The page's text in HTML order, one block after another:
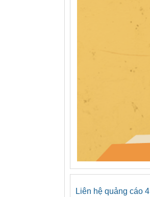
Liên hệ quảng cáo 4